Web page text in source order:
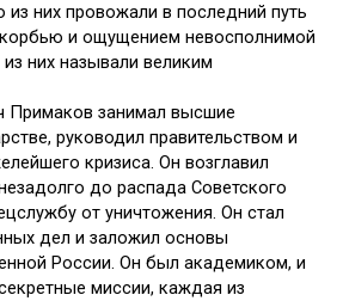
из них провожали в последний путь
и ощущением невосполнимой
них называли великим
Примаков занимал высшие
руководил правительством и
кризиса. Он возглавил
до распада Советского
от уничтожения. Он стал
дел и заложил основы
России. Он был академиком, и
миссии, каждая из